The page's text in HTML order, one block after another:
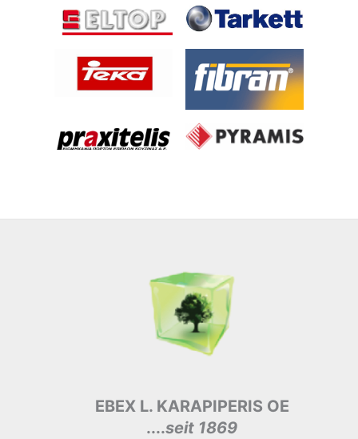
EBEX L. KARAPIPERIS OE
....seit 1869